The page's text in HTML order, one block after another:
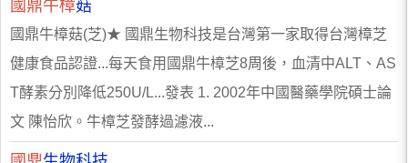
國鼎牛樟菇
國鼎牛樟菇(芝)★ 國鼎生物科技是台灣第一家取得台灣樟芝
健康食品認證...每天食用國鼎牛樟芝8周後，血清中ALT、AS
T酵素分別降低250U/L...發表 1. 2002年中國醫藥學院碩士論
文 陳怡欣。牛樟芝發酵過濾液...